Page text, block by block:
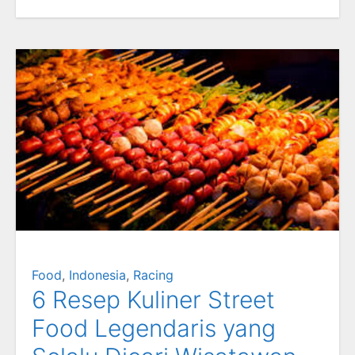
Food, Indonesia, Racing
6 Resep Kuliner Street
Food Legendaris yang